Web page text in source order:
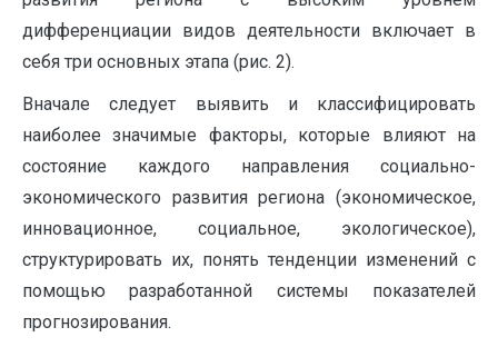
дифференциации видов деятельности включает в
себя три основных этапа (рис. 2).
Вначале следует выявить и классифицировать
наиболее значимые факторы, которые влияют на
состояние каждого направления социально-
экономического развития региона (экономическое,
инновационное, социальное, экологическое),
структурировать их, понять тенденции изменений с
помощью разработанной системы показателей
прогнозирования.